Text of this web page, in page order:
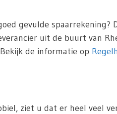
gevulde spaarrekening?
uit de buurt van
de informatie op
ziet u dat er heel veel